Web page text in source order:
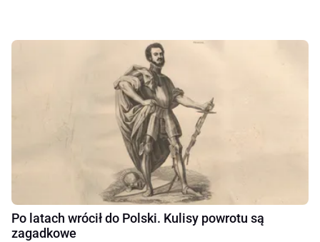
Po latach wrócił do Polski. Kulisy powrotu są
zagadkowe